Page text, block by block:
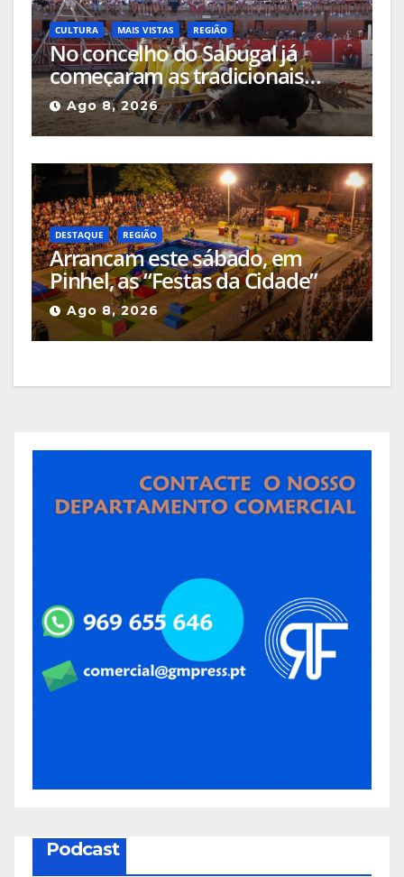
CULTURA MAIS VISTAS REGIÃO
No concelho do Sabugal já
começaram as tradicionais
capeias que prometem animar
o mês
Ago 8, 2026
DESTAQUE REGIÃO
Arrancam este sábado, em
Pinhel, as “Festas da Cidade”
Ago 8, 2026
Podcast